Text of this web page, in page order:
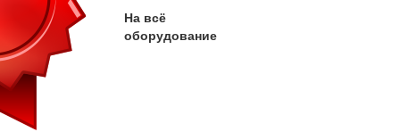
На всё
оборудование